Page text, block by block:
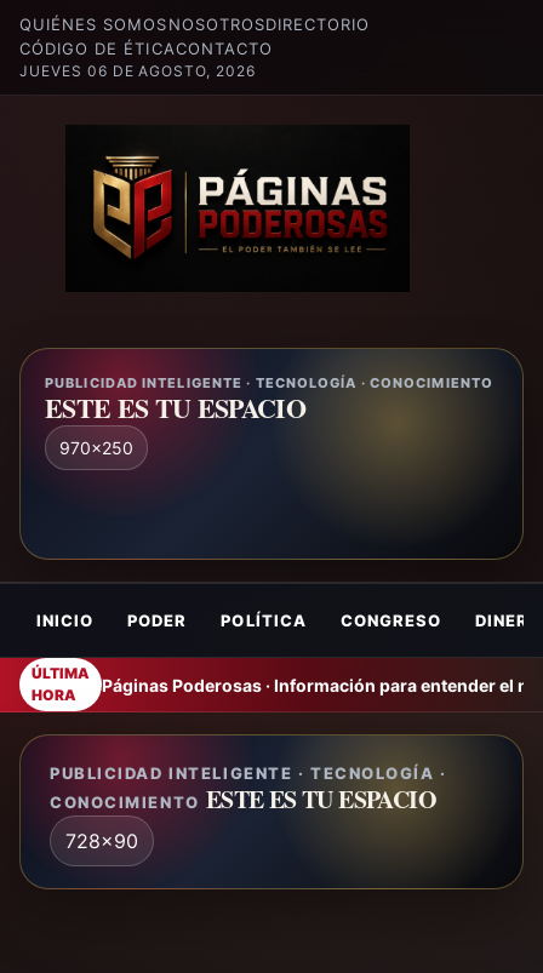
QUIÉNES SOMOSNOSOTROSDIRECTORIO
CÓDIGO DE ÉTICACONTACTO
JUEVES 06 DE AGOSTO, 2026
PUBLICIDAD INTELIGENTE · TECNOLOGÍA · CONOCIMIENTO
ESTE ES TU ESPACIO
970x250
INICIO PODER POLÍTICA CONGRESO DINERO
ÚLTIMA
HORA
Páginas Poderosas · Información para entender el
PUBLICIDAD INTELIGENTE · TECNOLOGÍA ·
CONOCIMIENTO ESTE ES TU ESPACIO
728x90